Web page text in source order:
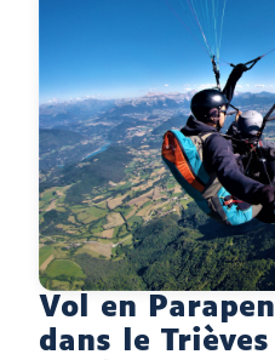
Vol en
dans le